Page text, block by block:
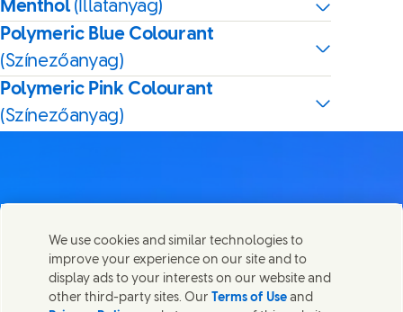
Menthol(Illatanyag)
Polymeric Blue Colourant
(Színezőanyag)
Polymeric Pink Colourant
(Színezőanyag)
Megosztom ezt az oldalt
Share this page on Facebook
Share this page on X
Share this page on
Share this page
Lépj velünk kapcsolatba
Lépjen kapcsolatba az Unileverrel és a szakértői
csapatokkal, illetve tekintse meg az Unilever
We use cookies and similar technologies to
improve your experience on our site and to
display ads to your interests on our website and
other third-party sites. Our Terms of Use and